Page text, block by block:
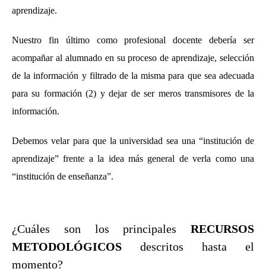
aprendizaje.
Nuestro fin último como profesional docente debería ser
acompañar al alumnado en su proceso de aprendizaje, selección
de la información y filtrado de la misma para que sea adecuada
para su formación (2) y dejar de ser meros transmisores de la
información.
Debemos velar para que la universidad sea una “institución de
aprendizaje” frente a la idea más general de verla como una
“institución de enseñanza”.
¿Cuáles son los principales RECURSOS
METODOLÓGICOS descritos hasta el
momento?